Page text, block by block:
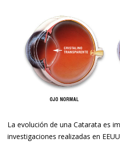
La evolución de una Catarata es
investigaciones realizadas en